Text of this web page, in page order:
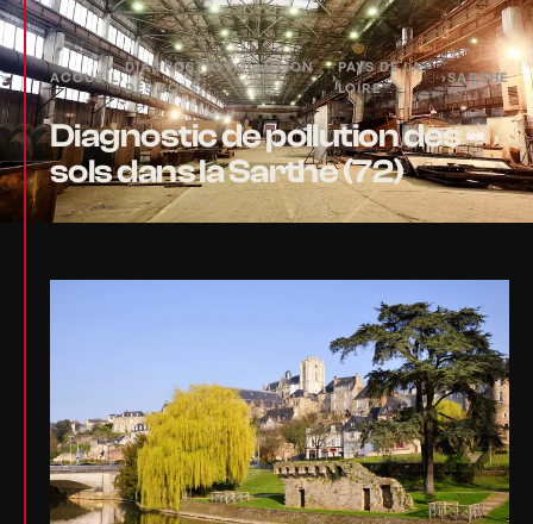
ACCUEIL›
DIAGNOSTIC POLLUTION
DES SOLS
›
PAYS DE LA
LOIRE
›SARTHE
Diagnostic de pollution des
sols dans la Sarthe (72)